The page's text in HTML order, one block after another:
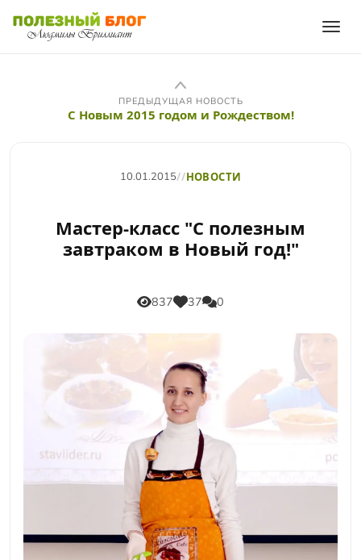
ПРЕДЫДУЩАЯ НОВОСТЬ
С Новым 2015 годом и Рождеством!
10.01.2015//НОВОСТИ
Мастер-класс "С полезным
завтраком в Новый год!"
837 37 0